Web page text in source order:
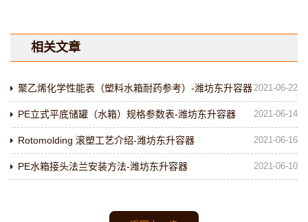
相关文章
2021-06-22
聚乙烯化学性能表（塑料水箱耐药参考）-潍坊东升容器
2021-06-14
PE立式平底储罐（水箱）规格参数表-潍坊东升容器
2021-06-16
Rotomolding 滚塑工艺介绍-潍坊东升容器
2021-06-10
PE水箱接头法兰安装方法-潍坊东升容器